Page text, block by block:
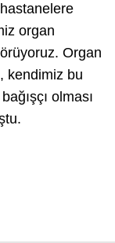
organ
Organ
kendimiz bu
olması